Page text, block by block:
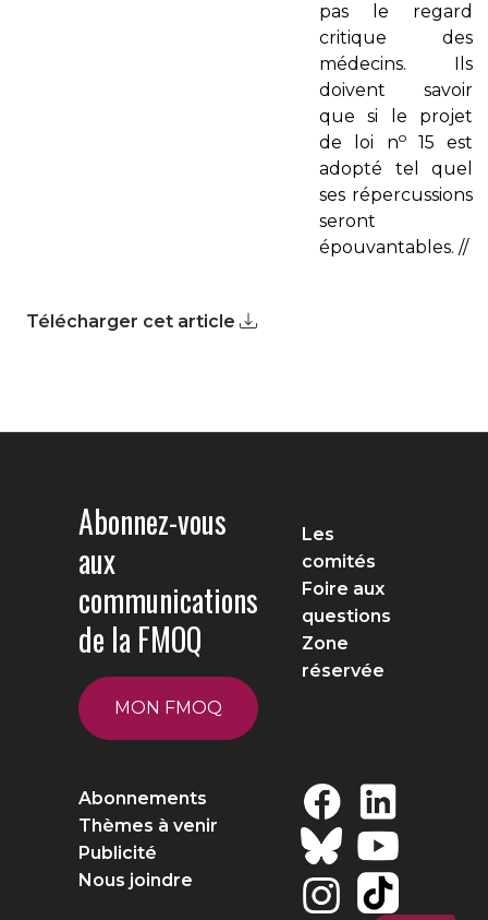
pas le regard
critique des
médecins. Ils
doivent savoir
que si le projet
de loi no15 est
adopté tel quel
ses répercussions
seront
épouvantables. //
Télécharger cet article
Abonnez-vous
aux
communications
de la FMOQ
MON FMOQ
Les
comités
Foire aux
questions
Zone
réservée
Abonnements
Thèmes à venir
Publicité
Nous joindre